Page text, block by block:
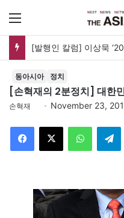
동아시아 정치
[손혁재의 2분정치] 대한
손혁재 November 23,